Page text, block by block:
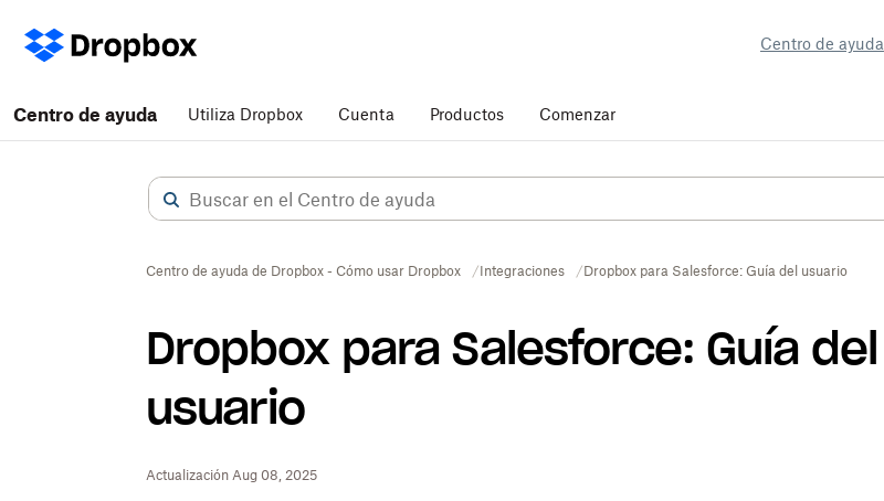
Centro de ayuda
Centro de ayuda Utiliza Dropbox Cuenta Productos Comenzar
Centro de ayuda de Dropbox - Cómo usar Dropbox Integraciones Dropbox para Salesforce: Guía del usuario
Dropbox para Salesforce: Guía del
usuario
Actualización Aug 08, 2025